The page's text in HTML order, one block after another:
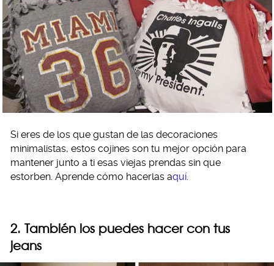
Si eres de los que gustan de las decoraciones
minimalistas, estos cojines son tu mejor opción para
mantener junto a ti esas viejas prendas sin que
estorben. Aprende cómo hacerlas aquí.
2. También los puedes hacer con tus
jeans